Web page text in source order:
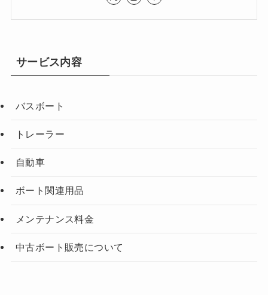
サービス内容
バスボート
トレーラー
自動車
ボート関連用品
メンテナンス料金
中古ボート販売について